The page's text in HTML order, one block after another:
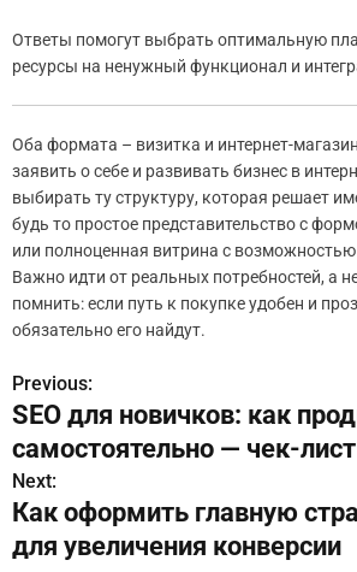
Ответы помогут выбрать оптимальную
ресурсы на ненужный функционал и
Оба формата – визитка и интернет-
заявить о себе и развивать бизнес в
выбирать ту структуру, которая решает
будь то простое представительство с
или полноценная витрина с
Важно идти от реальных потребностей, а
помнить: если путь к покупке удобен и
обязательно его найдут.
Н
а
в
и
Previous:
SEO для новичков: как
самостоятельно — чек-
Next:
Как оформить главную
для увеличения конверсии